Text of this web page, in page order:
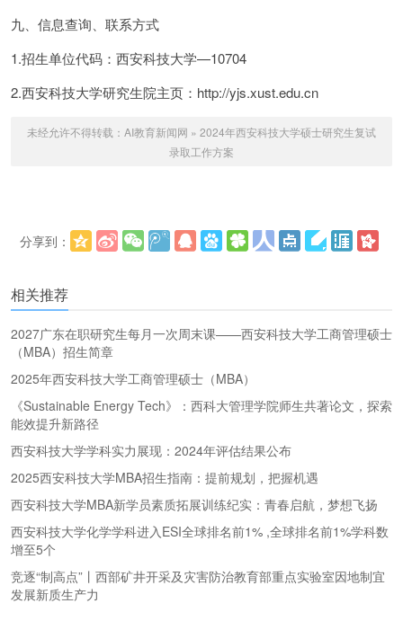
九、信息查询、联系方式
1.招生单位代码：西安科技大学—10704
2.西安科技大学研究生院主页：http://yjs.xust.edu.cn
未经允许不得转载： AI教育新闻网 » 2024年西安科技大学硕士研究生复试
录取工作方案
分享到：
相关推荐
2027广东在职研究生每月一次周末课——西安科技大学工商管理硕士
（MBA）招生简章
2025年西安科技大学工商管理硕士（MBA）
《Sustainable Energy Tech》：西科大管理学院师生共著论文，探索
能效提升新路径
西安科技大学学科实力展现：2024年评估结果公布
2025西安科技大学MBA招生指南：提前规划，把握机遇
西安科技大学MBA新学员素质拓展训练纪实：青春启航，梦想飞扬
西安科技大学化学学科进入ESI全球排名前1% ,全球排名前1%学科数
增至5个
竞逐“制高点”丨西部矿井开采及灾害防治教育部重点实验室因地制宜
发展新质生产力